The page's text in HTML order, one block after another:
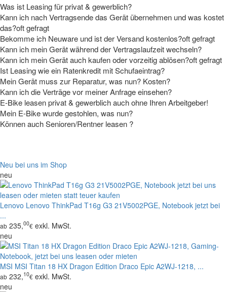
Was ist Leasing für privat & gewerblich?
Kann ich nach Vertragsende das Gerät übernehmen und was kostet
das?oft gefragt
Bekomme ich Neuware und ist der Versand kostenlos?oft gefragt
Kann ich mein Gerät während der Vertragslaufzeit wechseln?
Kann ich mein Gerät auch kaufen oder vorzeitig ablösen?oft gefragt
Ist Leasing wie ein Ratenkredit mit Schufaeintrag?
Mein Gerät muss zur Reparatur, was nun? Kosten?
Kann ich die Verträge vor meiner Anfrage einsehen?
E-Bike leasen privat & gewerblich auch ohne Ihren Arbeitgeber!
Mein E-Bike wurde gestohlen, was nun?
Können auch Senioren/Rentner leasen ?
Neu bei uns im Shop
neu
Lenovo Lenovo ThinkPad T16g G3 21V5002PGE, Notebook jetzt bei
...
ab 235,00€ exkl. MwSt.
neu
MSI MSI Titan 18 HX Dragon Edition Draco Epic A2WJ-1218, ...
ab 232,10€ exkl. MwSt.
neu